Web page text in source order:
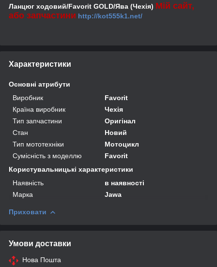
Ланцюг ходовий/Favorit GOLD/Ява (Чехія) Мій сайт,
або запчастини http://kot555k1.net/
Характеристики
Основні атрибути
Виробник
Favorit
Країна виробник
Чехія
Тип запчастини
Оригінал
Стан
Новий
Тип мототехніки
Мотоцикл
Сумісність з моделлю
Favorit
Користувальницькі характеристики
Наявність
в наявності
Марка
Jawa
Приховати
Умови доставки
Нова Пошта